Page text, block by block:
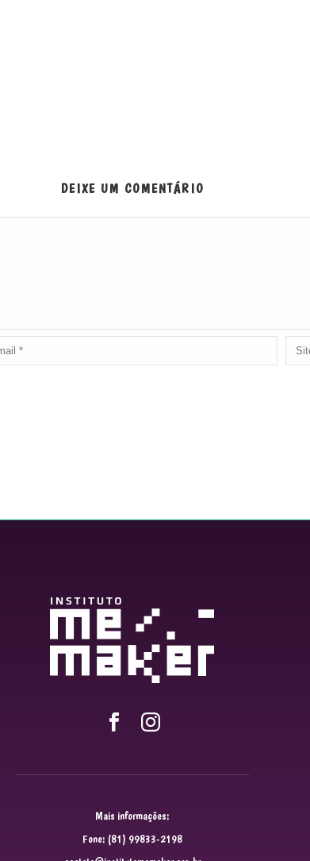
DEIXE UM COMENTÁRIO
Mais informações:
Fone: (81) 99833-2198